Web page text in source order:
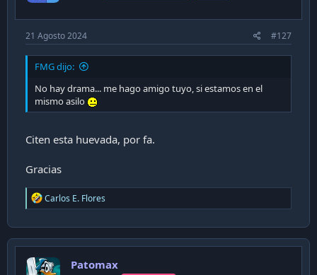
21 Agosto 2024 #127
FMG dijo:
No hay drama... me hago amigo tuyo, si estamos en el
mismo asilo
Citen esta huevada, por fa.
Gracias
R
e
c
t
o
Carlos E. Flores
Patomax